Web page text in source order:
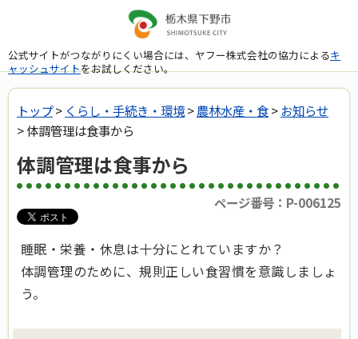
公式サイトがつながりにくい場合には、ヤフー株式会社の協力によるキ
ャッシュサイトをお試しください。
トップ> くらし・手続き・環境>農林水産・食>お知らせ
> 体調管理は食事から
体調管理は食事から
ページ番号：P-006125
睡眠・栄養・休息は十分にとれていますか？
体調管理のために、規則正しい食習慣を意識しましょ
う。